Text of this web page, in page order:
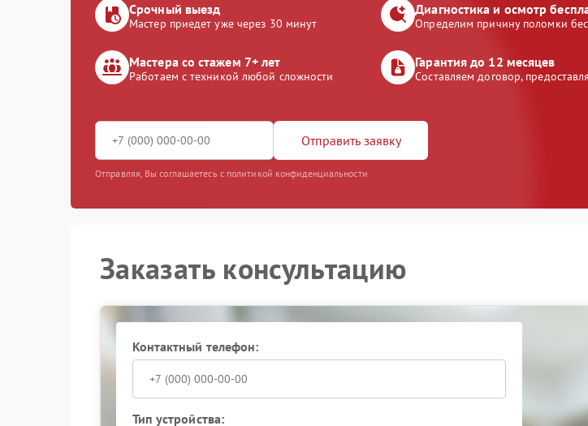
Срочный выезд
Мастер приедет уже через 30 минут
Диагностика и осмотр
Определим причину поломки
Мастера со стажем 7+ лет
Работаем с техникой любой сложности
Гарантия до 12 месяцев
Составляем договор,
Отправить заявку
Отправляя, Вы соглашаетесь с политикой конфиденциальности
Заказать консультацию
Контактный телефон:
Тип устройства: